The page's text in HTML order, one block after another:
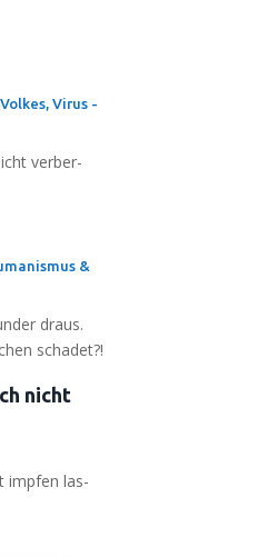
,Virus -
ver­ber­
&
draus.
schadet?!
nicht
imp­fen las­